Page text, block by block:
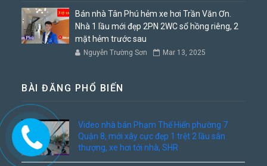
Bán nhà Tân Phú hẻm xe hơi Trần Văn Ơn.
Nhà 1 lầu mới đẹp 2PN 2WC sổ hồng riêng, 2
mặt hẻm trước sau
Nguyễn Trường Sơn Mar 13, 2025
BÀI ĐĂNG PHỔ BIẾN
Video nhà bán Phạm Thế Hiển phường 7
Quận 8, mới xây cực đẹp 1 trệt 2 lầu sân
thượng, xe hơi tới nhà, SHR